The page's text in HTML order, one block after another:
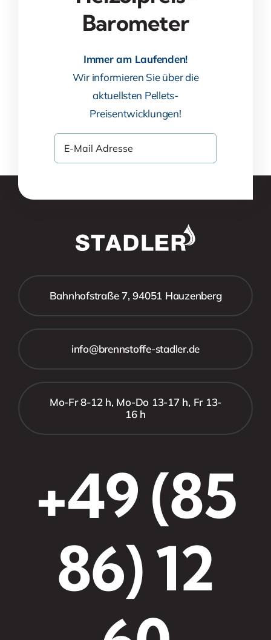
Barometer
Immer am Laufenden!
Wir informieren Sie über die
aktuellsten Pellets-
Preisentwicklungen!
Bahnhofstraße 7, 94051 Hauzenberg
info@brennstoffe-stadler.de
Mo-Fr 8-12 h, Mo-Do 13-17 h, Fr 13-
16 h
+49 (85
86) 12